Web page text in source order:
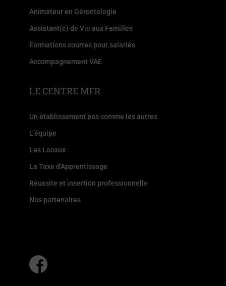
Animateur en Gérontologie
Assistant(e) de Vie aux Familles
Formations courtes pour salariés
Accompagnement VAE
LE CENTRE MFR
Un établissement pas comme les autres
L'équipe
Les Locaux
La Taxe d'Apprentissage
Réussite et insertion professionnelle
Nos partenaires